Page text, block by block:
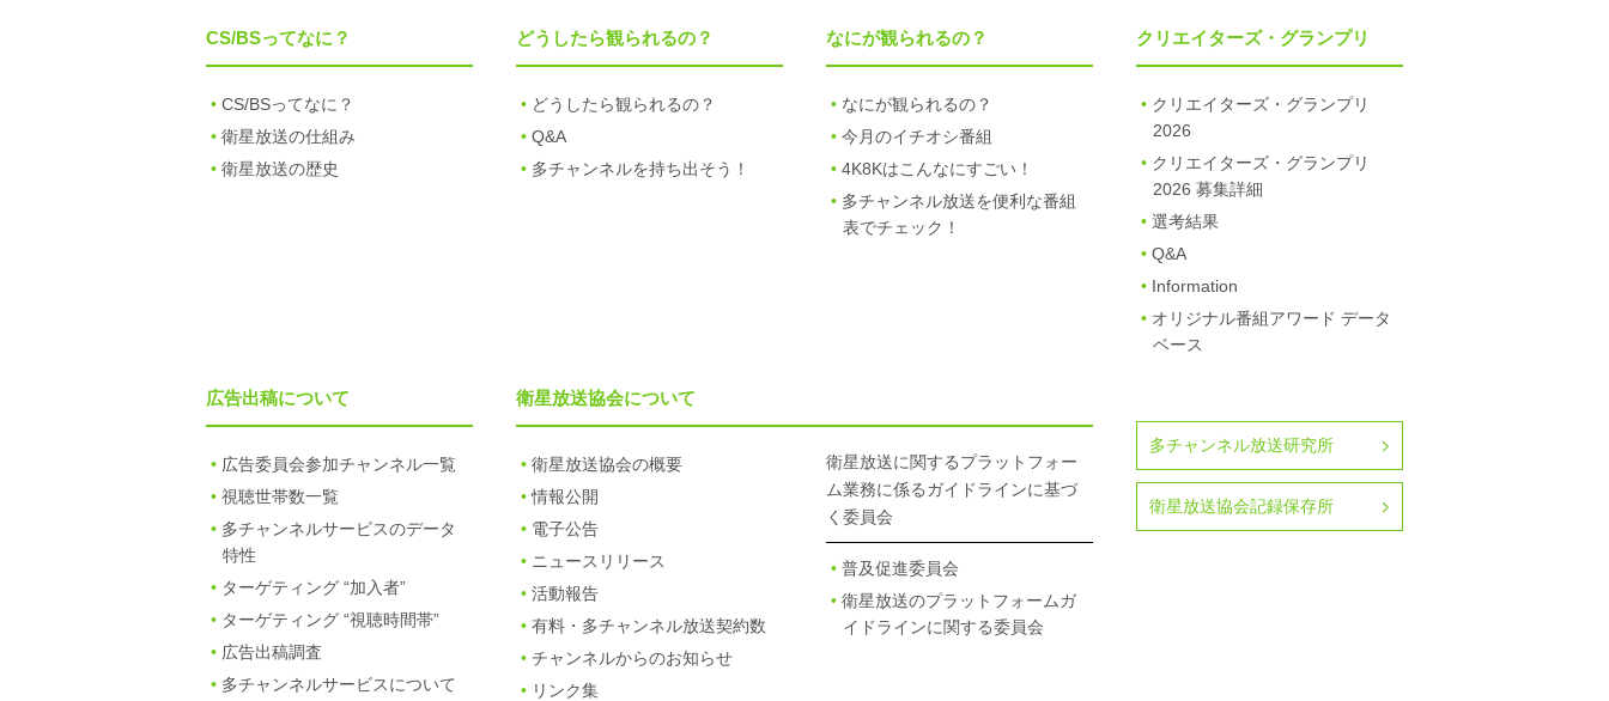
CS/BSってなに？
CS/BSってなに？
衛星放送の仕組み
衛星放送の歴史
どうしたら観られるの？
どうしたら観られるの？
Q&A
多チャンネルを持ち出そう！
なにが観られるの？
なにが観られるの？
今月のイチオシ番組
4K8Kはこんなにすごい！
多チャンネル放送を便利な番組
表でチェック！
クリエイターズ・グランプリ
クリエイターズ・グランプリ
2026
クリエイターズ・グランプリ
2026 募集詳細
選考結果
Q&A
Information
オリジナル番組アワード データ
ベース
広告出稿について
広告委員会参加チャンネル一覧
視聴世帯数一覧
多チャンネルサービスのデータ
特性
ターゲティング “加入者”
ターゲティング “視聴時間帯”
広告出稿調査
多チャンネルサービスについて
衛星放送協会について
衛星放送協会の概要
情報公開
電子公告
ニュースリリース
活動報告
有料・多チャンネル放送契約数
チャンネルからのお知らせ
リンク集
衛星放送に関するプラットフォー
ム業務に係るガイドラインに基づ
く委員会
普及促進委員会
衛星放送のプラットフォームガ
イドラインに関する委員会
多チャンネル放送研究所
衛星放送協会記録保存所